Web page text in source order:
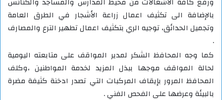
بالإضافة الى تكثيف اعمال زراعة الأشجار في الطرق العامة
وتجميل الحدائق، توجيه الري بتكثيف اعمال تطهير الترع والمصارف
.
كما وجه المحافظ الشكر لمدير المواقف على متابعته اليومية
لحالة المواقف موجها ببذل المزيد لخدمة المواطنين ،وكلف
المحافظ المرور بإيقاف المركبات التي تصدر ادخنة كثيفة مضرة
بالبيئة وعرضها على الفحص الفني .